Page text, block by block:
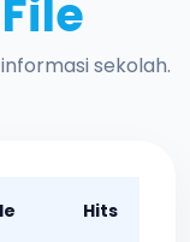
File
sekolah.
Hits